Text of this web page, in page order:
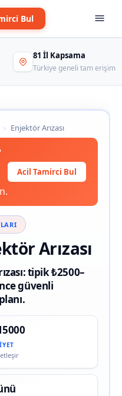
Bul
81 İl Kapsama
Türkiye geneli tam erişim
› Enjektör Arızası
Acil Tamirci Bul
Arızası
tipik ₺2500–
güvenli